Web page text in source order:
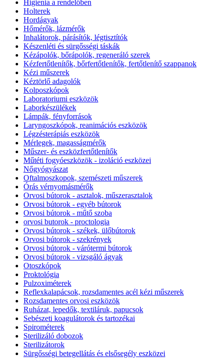
Higienia a rendelőben
Holterek
Hordágyak
Hőmérők, lázmérők
Inhalátorok, párásítók, légtisztítók
Készenléti és sürgősségi táskák
Kézápolók, bőrápolók, regeneráló szerek
Kézfertőtlenítők, bőrfertőtlenítők, fertőtlenítő szappanok
Kézi műszerek
Kéztörlő adagolók
Kolposzkópok
Laboratoriumi eszközök
Laborkészülékek
Lámpák, fényforrások
Laryngoszkópok, reanimációs eszközök
Légzésterápiás eszközök
Mérlegek, magasságmérők
Műszer- és eszközfertőtlenítők
Műtéti fogyóeszközök - izoláció eszközei
Nőgyógyászat
Oftalmoszkopok, szemészeti műszerek
Órás vérnyomásmérők
Orvosi bútorok - asztalok, műszerasztalok
Orvosi bútorok - egyéb bútorok
Orvosi bútorok - műtő szoba
orvosi butorok - proctologia
Orvosi bútorok - székek, ülőbútorok
Orvosi bútorok - szekrények
Orvosi bútorok - várótermi bútorok
Orvosi bútorok - vizsgáló ágyak
Otoszkópok
Proktológia
Pulzoximéterek
Reflexkalapácsok, rozsdamentes acél kézi műszerek
Rozsdamentes orvosi eszközök
Ruházat, lepedők, textiláruk, papucsok
Sebészeti koagulátorok és tartozékai
Spirométerek
Sterilizáló dobozok
Sterilizátorok
Sürgősségi betegellátás és elsősegély eszközei